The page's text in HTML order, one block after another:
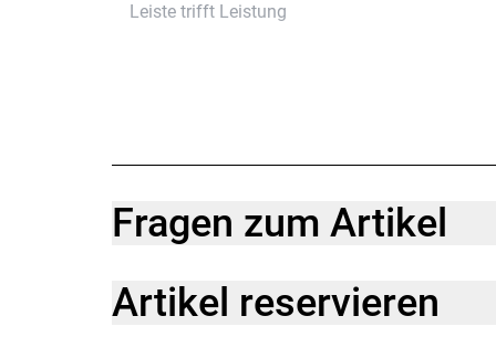
Leiste trifft Leistung
Die starken Klettverschlussriemen bieten
Das schlichte, perforierte Synthetik-
und punktet mit hoher Atmungsaktivität.
Geht sich gut. Performt perfekt.
Die leichte, steife Bronze Series-Sohle aus
Fragen zum Artikel
Artikel reservieren